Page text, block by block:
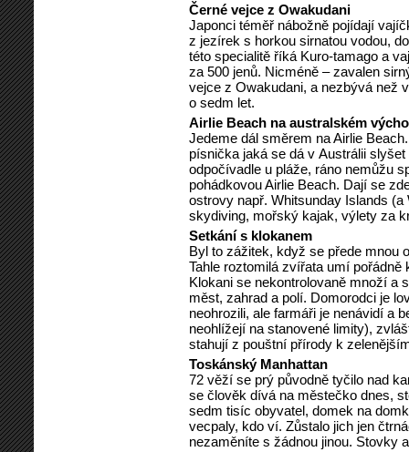
Černé vejce z Owakudani
Japonci téměř nábožně pojídají
z jezírek s horkou sirnatou vodou,
této specialitě říká Kuro-tamago a
za 500 jenů. Nicméně – zavalen
vejce z Owakudani, a nezbývá než
o sedm let.
Airlie Beach na australském
Jedeme dál směrem na Airlie
písnička jaká se dá v Austrálii
odpočívadle u pláže, ráno nemůžu
pohádkovou Airlie Beach. Dají se
ostrovy např. Whitsunday Islands
skydiving, mořský kajak, výlety za
Setkání s klokanem
Byl to zážitek, když se přede mnou
Tahle roztomilá zvířata umí
Klokani se nekontrolovaně množí a
měst, zahrad a polí. Domorodci je
neohrozili, ale farmáři je nenávidí a
neohlížejí na stanovené limity),
stahují z pouštní přírody k
Toskánský Manhattan
72 věží se prý původně tyčilo nad
se člověk dívá na městečko dnes,
sedm tisíc obyvatel, domek na
vecpaly, kdo ví. Zůstalo jich jen
nezaměníte s žádnou jinou. Stovky